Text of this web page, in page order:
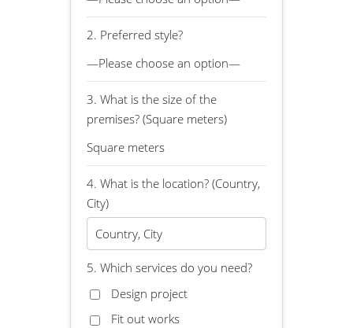
2. Preferred style?
3. What is the size of the
premises? (Square meters)
4. What is the location? (Country,
City)
5. Which services do you need?
Design project
Fit out works